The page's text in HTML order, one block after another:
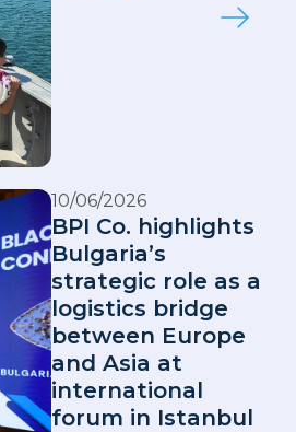
10/06/2026
BPI Co. highlights
Bulgaria’s
strategic role as a
logistics bridge
between Europe
and Asia at
international
forum in Istanbul